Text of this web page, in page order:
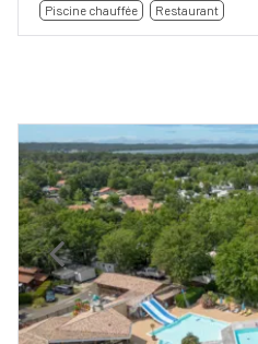
Piscine chauffée Restaurant
Previous